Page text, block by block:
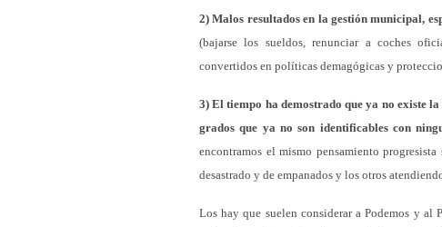
2) Malos resultados en la gestión municipal,
(bajarse los sueldos, renunciar a coches
convertidos en políticas demagógicas y
3) El tiempo ha demostrado que ya no existe
grados que ya no son identificables con
encontramos el mismo pensamiento
desastrado y de empanados y los otros
Los hay que suelen considerar a Podemos y al